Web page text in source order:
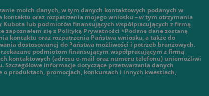
moich danych, w tym danych kontaktowych podanych w
kontaktu oraz rozpatrzenia mojego wniosku – w tym otrzymania
lub podmiotów finansujących współpracujących z firmą
zapoznałem się z Polityką Prywatności *Podane dane zostaną
kontaktu oraz rozpatrzenia Państwa wniosku, a także do
dostosowanej do Państwa możliwości i potrzeb branżowych.
podmiotom finansującym współpracującym z firmą
kontaktowych (adresu e-mail oraz numeru telefonu) uniemożliwi
Szczegółowe informacje dotyczące przetwarzania danych
o produktach, promocjach, konkursach i innych kwestiach,